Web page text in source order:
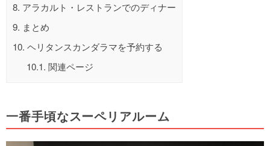
8. アラカルト・レストランでのディナー
9. まとめ
10. ヘリタンスカンダラマを予約する
10.1. 関連ページ
一番手頃なスーペリアルーム